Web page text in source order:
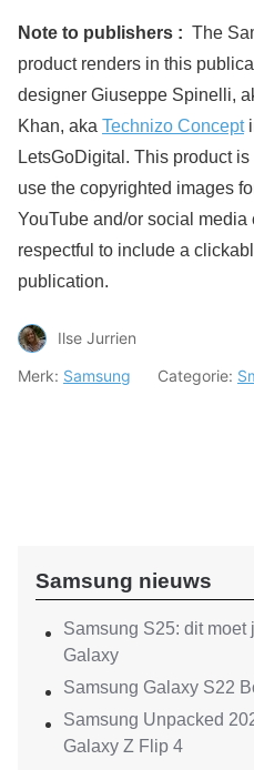
Note to publishers : The
product renders in this
designer Giuseppe Spinelli,
Khan, aka Technizo Concept
LetsGoDigital. This product
use the copyrighted images
YouTube and/or social
respectful to include a
publication.
Ilse Jurrien
Merk: Samsung Categorie:
Samsung nieuws
Samsung S25: dit
Galaxy
Samsung Galaxy S22
Samsung Unpacked
Galaxy Z Flip 4